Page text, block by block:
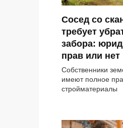
Сосед со
требует
забора:
прав или нет
Собственники
имеют полное
стройматериалы